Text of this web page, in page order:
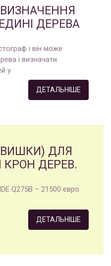
ДЕРЕВА
і він може
і визначати
у
ДЕТАЛЬНІШЕ
ДЛЯ
ДЕРЕВ.
Q275B – 21500 євро.
ДЕТАЛЬНІШЕ